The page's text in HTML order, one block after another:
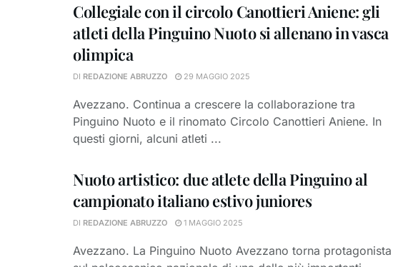
Collegiale con il circolo Canottieri Aniene: gli
atleti della Pinguino Nuoto si allenano in vasca
olimpica
DI REDAZIONE ABRUZZO 29 MAGGIO 2025
Avezzano. Continua a crescere la collaborazione tra
Pinguino Nuoto e il rinomato Circolo Canottieri Aniene. In
questi giorni, alcuni atleti ...
Nuoto artistico: due atlete della Pinguino al
campionato italiano estivo juniores
DI REDAZIONE ABRUZZO 1 MAGGIO 2025
Avezzano. La Pinguino Nuoto Avezzano torna protagonista